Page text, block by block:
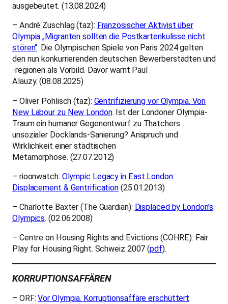
ausgebeutet. (13.08.2024)
– André Zuschlag (taz): Französischer Aktivist über
Olympia „Migranten sollten die Postkartenkulisse nicht
stören“. Die Olympischen Spiele von Paris 2024 gelten
den nun konkurrierenden deutschen Bewerberstädten und
-regionen als Vorbild. Davor warnt Paul
Alauzy. (08.08.2025)
– Oliver Pohlisch (taz): Gentrifizierung vor Olympia. Von
New Labour zu New London. Ist der Londoner Olympia-
Traum ein humaner Gegenentwurf zu Thatchers
unsozialer Docklands-Sanierung? Anspruch und
Wirklichkeit einer städtischen
Metamorphose. (27.07.2012)
– rioonwatch: Olympic Legacy in East London:
Displacement & Gentrification (25.01.2013)
– Charlotte Baxter (The Guardian): Displaced by London’s
Olympics. (02.06.2008)
– Centre on Housing Rights and Evictions (COHRE): Fair
Play for Housing Right. Schweiz 2007 (pdf).
KORRUPTIONSAFFÄREN
– ORF:Vor Olympia. Korruptionsaffäre erschüttert